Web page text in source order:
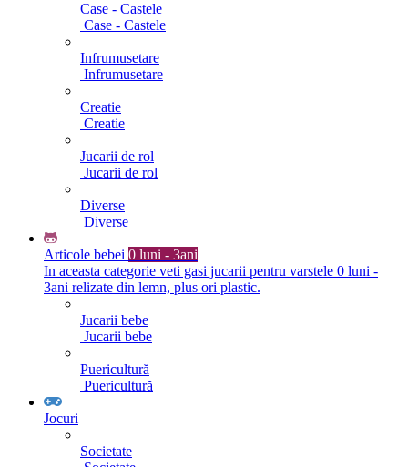
Case - Castele
Case - Castele
Infrumusetare
Infrumusetare
Creatie
Creatie
Jucarii de rol
Jucarii de rol
Diverse
Diverse
Articole bebei 0 luni - 3ani
In aceasta categorie veti gasi jucarii pentru varstele 0 luni -
3ani relizate din lemn, plus ori plastic.
Jucarii bebe
Jucarii bebe
Puericultură
Puericultură
Jocuri
Societate